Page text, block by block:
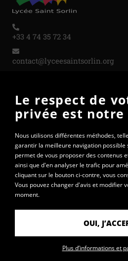
+33 4 74 35 72 34
contact@lyceesaintsorlin.org
PARTENAIRES
Données personnelles
Le respect de
privée est
Nous utilisons différentes méthodes,
garantir la meilleure navigation possible
permet de vous proposer des contenus
ainsi que d'en analyser le trafic pour
cliquant sur le bouton ci-contre, vous
Vous pouvez changer d'avis et modifier
moment.
OUI,
Plus d’informations et